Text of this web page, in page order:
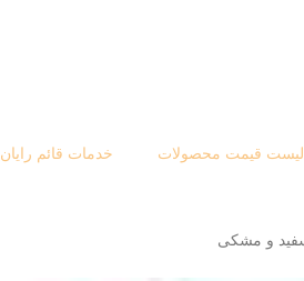
لیست قیمت محصولات خدمات قائم رایان